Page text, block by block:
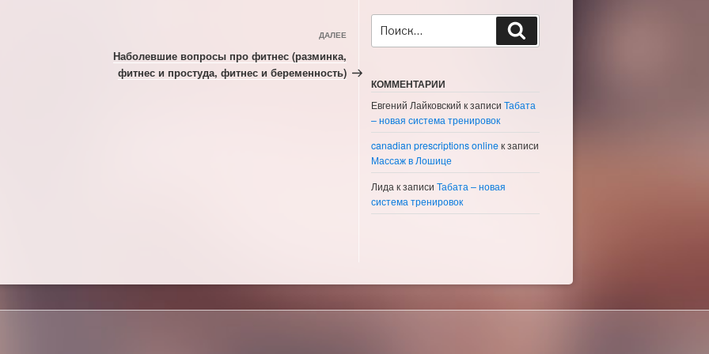
Следующая
запись
ДАЛЕЕ
Наболевшие вопросы про фитнес (разминка,
фитнес и простуда, фитнес и беременность)
Искать:
КОММЕНТАРИИ
Евгений Лайковский к записи Табата
– новая система тренировок
canadian prescriptions onlineк записи
Массаж в Лошице
Лида к записи Табата – новая
система тренировок